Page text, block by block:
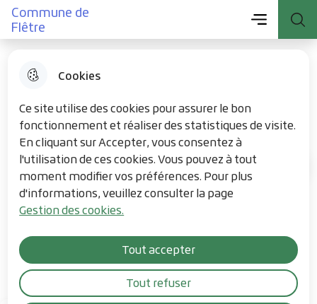
Cookies
Ce site utilise des cookies pour assurer le bon
fonctionnement et réaliser des statistiques de visite.
En cliquant sur Accepter, vous consentez à
l'utilisation de ces cookies. Vous pouvez à tout
moment modifier vos préférences. Pour plus
d'informations, veuillez consulter la page
Gestion des cookies.
Tout accepter
Tout refuser
Aller
au
menu recherche principal
Consulter
le plan du
site
Commune de
Flêtre Commune de Flêtre Menu
Club de Musculation
Accueil Annuaire des associations
Hommes - Femmes / Débutants ou
confirmés / Pratique de la
musculation dans une ambiance
familiale